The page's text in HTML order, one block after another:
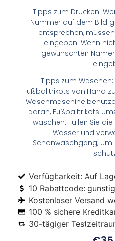
Tipps zum Drucken:
Nummer auf dem Bild
entsprechen,
eingeben. Wenn
gewünschten
Tipps zum
Fußballtrikots von Hand
Waschmaschine
daran, Fußballtrikots
waschen. Füllen Sie
Wasser und
Schonwaschgang, um
Verfügbarkeit: Auf
10 Rabattcode:
Kostenloser Versand
100 % sichere
30-tägiger